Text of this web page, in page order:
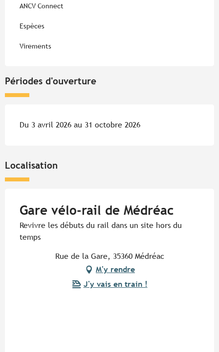
ANCV Connect
Espèces
Virements
Périodes d'ouverture
Du 3 avril 2026 au 31 octobre 2026
Localisation
Gare vélo-rail de Médréac
Revivre les débuts du rail dans un site hors du
temps
Rue de la Gare, 35360 Médréac
M'y rendre
J'y vais en train !